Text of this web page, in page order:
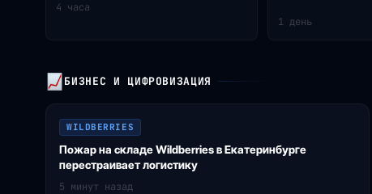
4 часа
1 день
БИЗНЕС И ЦИФРОВИЗАЦИЯ
WILDBERRIES
Пожар на складе Wildberries в Екатеринбурге
перестраивает логистику
5 минут назад